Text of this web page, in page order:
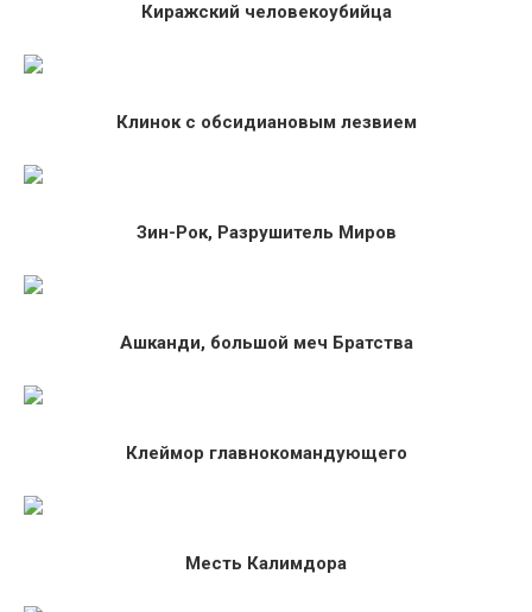
Киражский человекоубийца
Клинок с обсидиановым лезвием
Зин-Рок, Разрушитель Миров
Ашканди, большой меч Братства
Клеймор главнокомандующего
Месть Калимдора